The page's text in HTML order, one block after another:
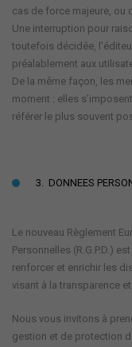
cas de force majeure, ou
Une interruption pour
toutefois décidée,
préalablement aux
De la même façon, les
moment : elles
référer le plus souvent
3. DONNEES
Le nouveau Règlement
Personnelles (R.G.P.D.)
renforcer et enrichir les
visant à la transparence
Nous vous invitons à
gestion et de protection